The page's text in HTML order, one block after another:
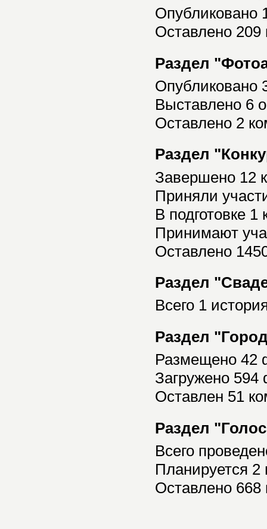
Опубликовано
Оставлено
Раздел
Опубликовано
Выставлено 6
Оставлено 2
Раздел
Завершено 12
Приняли
В подготовке 1
Принимают
Оставлено
Раздел
Всего 1
Раздел
Размещено 42
Загружено
Оставлен 51
Раздел
Всего
Планируется 2
Оставлено